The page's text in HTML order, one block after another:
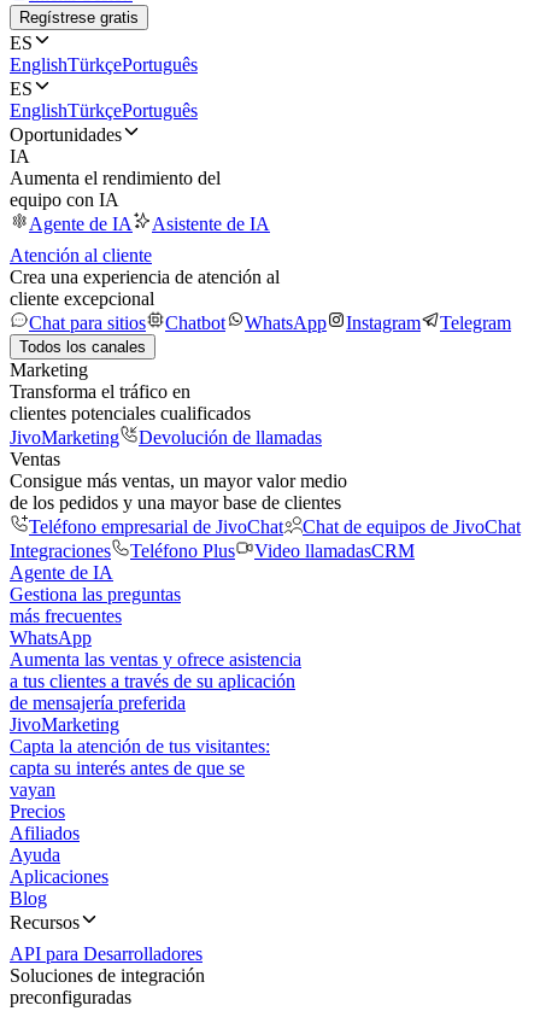
Regístrese gratis
ES
EnglishTürkçePortuguês
ES
EnglishTürkçePortuguês
Oportunidades
IA
Aumenta el rendimiento del
equipo con IA
Agente de IA
Asistente de IA
Atención al cliente
Crea una experiencia de atención al
cliente excepcional
Chat para sitios
Chatbot WhatsApp Instagram Telegram
Todos los canales
Marketing
Transforma el tráfico en
clientes potenciales cualificados
JivoMarketing
Devolución de llamadas
Ventas
Consigue más ventas, un mayor valor medio
de los pedidos y una mayor base de clientes
Teléfono empresarial de JivoChat
Chat de equipos de JivoChat
Integraciones
Teléfono Plus Video llamadasCRM
Agente de IA
Gestiona las preguntas
más frecuentes
WhatsApp
Aumenta las ventas y ofrece asistencia
a tus clientes a través de su aplicación
de mensajería preferida
JivoMarketing
Capta la atención de tus visitantes:
capta su interés antes de que se
vayan
Precios
Afiliados
Ayuda
Aplicaciones
Blog
Recursos
API para Desarrolladores
Soluciones de integración
preconfiguradas